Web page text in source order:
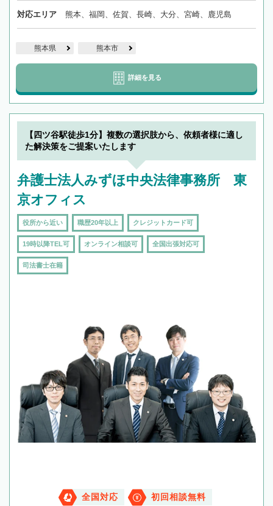
対応エリア 熊本、福岡、佐賀、長崎、大分、宮崎、鹿児島
熊本県 熊本市
詳細を見る
【四ツ谷駅徒歩1分】複数の選択肢から、依頼者様に適し
た解決策をご提案いたします
弁護士法人みずほ中央法律事務所 東
京オフィス
役所から近い 職歴20年以上 クレジットカード可
19時以降TEL可 オンライン相談可 全国出張対応可
司法書士在籍
全国対応 初回相談無料